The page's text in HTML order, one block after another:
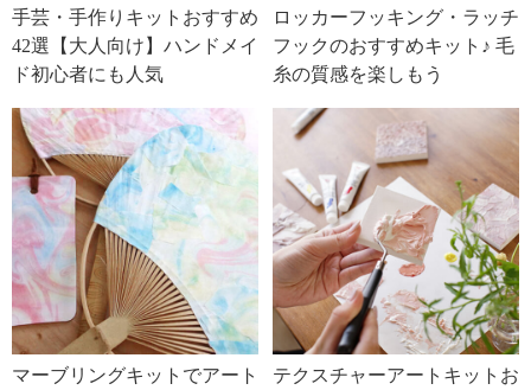
手芸・手作りキットおすすめ
42選【大人向け】ハンドメイ
ド初心者にも人気
ロッカーフッキング・ラッチ
フックのおすすめキット♪ 毛
糸の質感を楽しもう
マーブリングキットでアート
テクスチャーアートキットお